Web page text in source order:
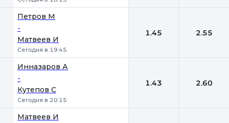
Петров М
-
Матвеев И
Сегодня в 19:45
1.45 2.55
Инназаров А
-
Кутепов С
Сегодня в 20:15
1.43 2.60
Матвеев И